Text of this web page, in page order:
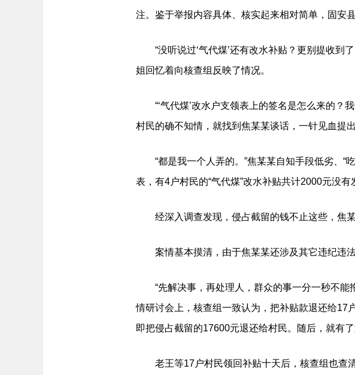
注。鉴于举报内容具体、核实起来相对简单，固安
“没听说过‘气代煤’还有改水补贴？更别提收到
姐回忆着向核查组反映了情况。
“‘气代煤’改水户支领表上的签名是怎么来的？
村民的确不知情，就找到焦某某谈话，一针见血提出
“都是我一个人弄的。”焦某某自知手段低劣、“吃
表，有4户村民的“气代煤”改水补贴共计2000元没有
经深入调查发现，侵占截留的钱不止这些，焦某
案情基本摸清，由于焦某某还涉及其它违纪违法
“先解决事，再处理人，群众的事一分一秒不能
情研讨会上，核查组一致认为，把补贴款退还给17
即把侵占截留的17600元退还给村民。随后，就有了
老王等17户村民领回补贴十天后，核查组也查